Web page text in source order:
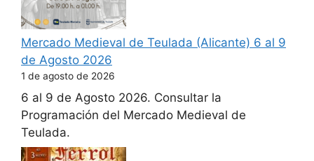
Mercado Medieval de Teulada (Alicante) 6 al 9
de Agosto 2026
1 de agosto de 2026
6 al 9 de Agosto 2026. Consultar la
Programación del Mercado Medieval de
Teulada.